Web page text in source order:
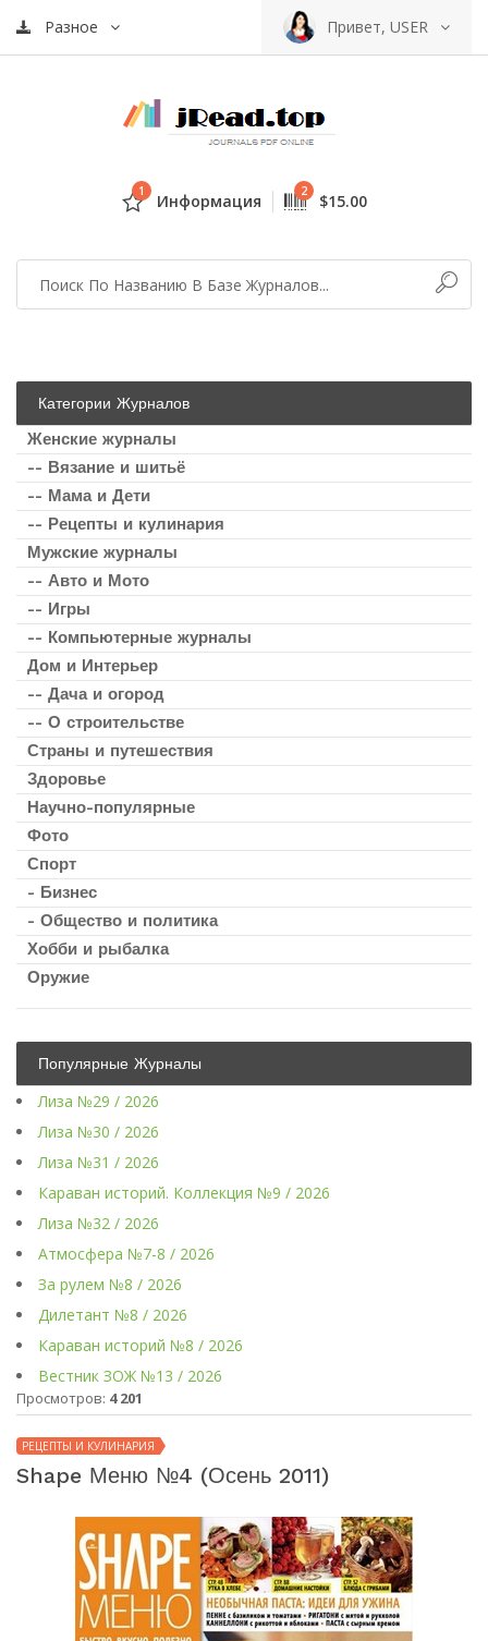
Разное Привет, USER
1 Информация 2 $15.00
Категории Журналов
Женские журналы
-- Вязание и шитьё
-- Мама и Дети
-- Рецепты и кулинария
Мужские журналы
-- Авто и Мото
-- Игры
-- Компьютерные журналы
Дом и Интерьер
-- Дача и огород
-- О строительстве
Страны и путешествия
Здоровье
Научно-популярные
Фото
Спорт
- Бизнес
- Общество и политика
Хобби и рыбалка
Оружие
Популярные Журналы
Лиза №29 / 2026
Лиза №30 / 2026
Лиза №31 / 2026
Караван историй. Коллекция №9 / 2026
Лиза №32 / 2026
Атмосфера №7-8 / 2026
За рулем №8 / 2026
Дилетант №8 / 2026
Караван историй №8 / 2026
Вестник ЗОЖ №13 / 2026
Просмотров: 4 201
РЕЦЕПТЫ И КУЛИНАРИЯ
Shape Меню №4 (осень 2011)